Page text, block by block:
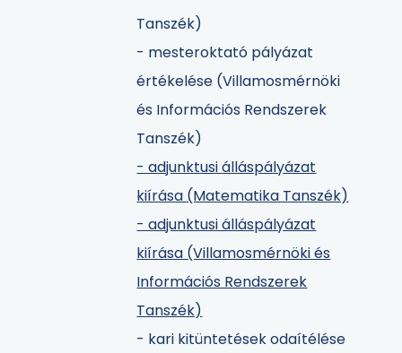
Tanszék)
- mesteroktató pályázat
értékelése (Villamosmérnöki
és Információs Rendszerek
Tanszék)
- adjunktusi álláspályázat
kiírása (Matematika Tanszék)
- adjunktusi álláspályázat
kiírása (Villamosmérnöki és
Információs Rendszerek
Tanszék)
- kari kitüntetések odaítélése